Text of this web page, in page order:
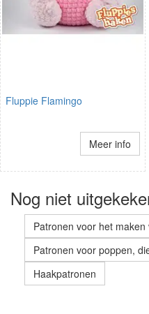
Fluppie Flamingo
Meer info
Nog niet
Patronen voor het
Patronen voor poppen,
Haakpatronen